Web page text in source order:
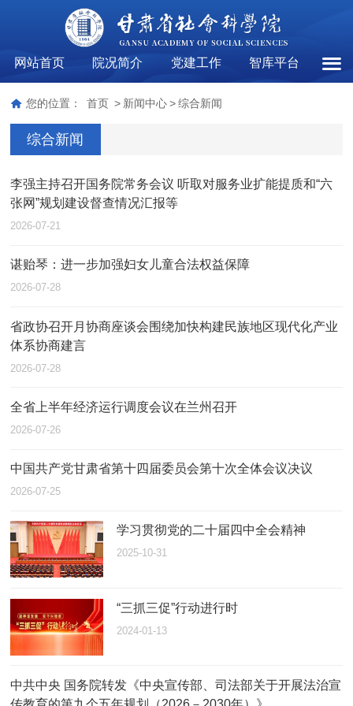
网站首页 院况简介 党建工作 智库平台
综合
您的位置： 首页 > 新闻中心 > 综合新闻
综合新闻
李强主持召开国务院常务会议 听取对服务业扩能提质和“六
张网”规划建设督查情况汇报等
2026-07-21
谌贻琴：进一步加强妇女儿童合法权益保障
2026-07-28
省政协召开月协商座谈会围绕加快构建民族地区现代化产业
体系协商建言
2026-07-28
全省上半年经济运行调度会议在兰州召开
2026-07-26
中国共产党甘肃省第十四届委员会第十次全体会议决议
2026-07-25
学习贯彻党的二十届四中全会精神
2025-10-31
“三抓三促”行动进行时
2024-01-13
中共中央 国务院转发《中央宣传部、司法部关于开展法治宣